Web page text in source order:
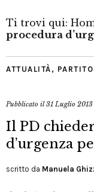
Ti trovi qui:
procedura
ATTUALITÀ ,
Pubblicato il31 Luglio 2013
Il PD
d’urgenza
scritto da Manuela